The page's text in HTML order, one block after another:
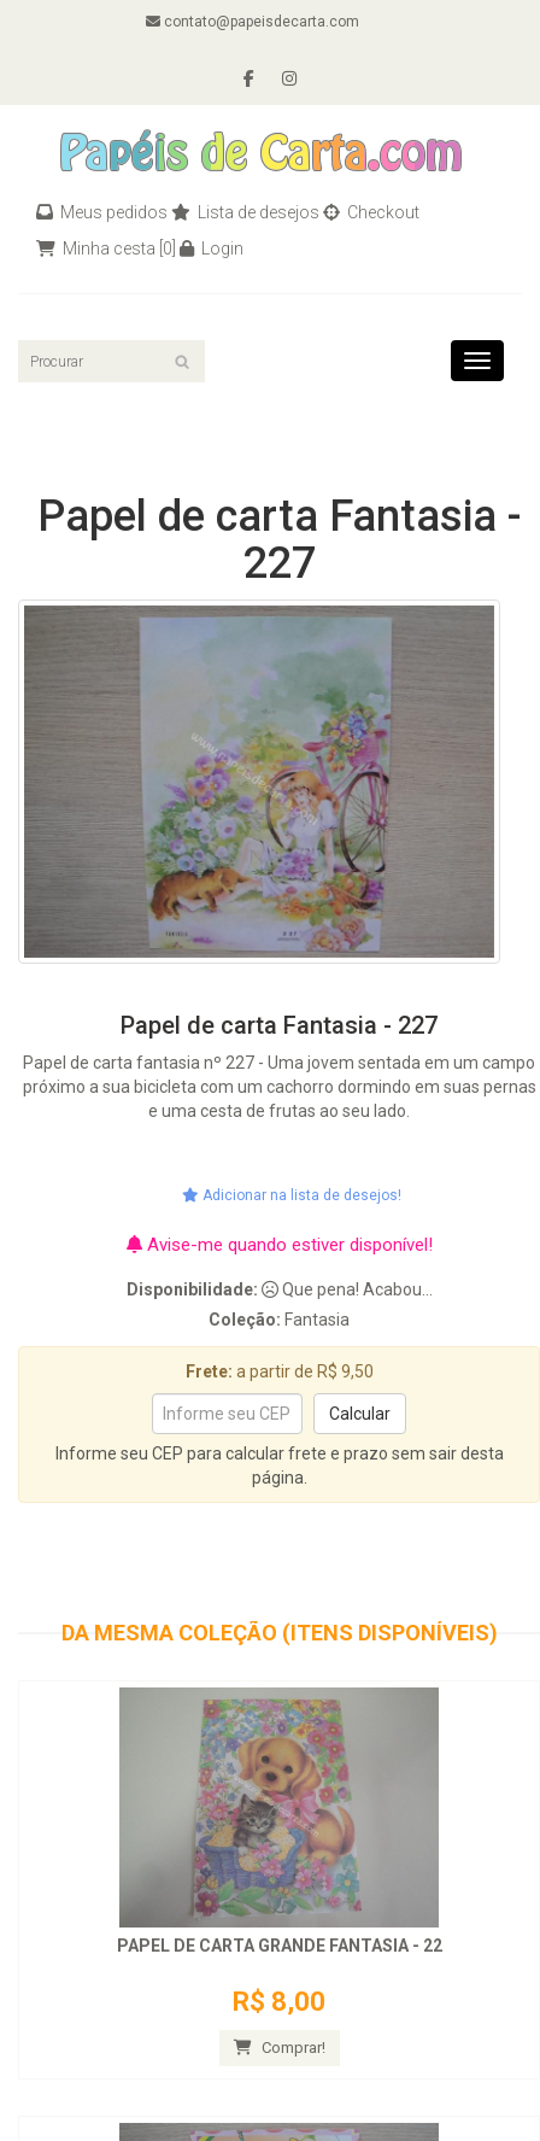
contato@papeisdecarta.com
Meus pedidos Lista de desejos
Checkout
Minha cesta [0] Login
Toggle
Papel de carta Fantasia -
227
Papel de carta Fantasia - 227
Papel de carta fantasia nº 227 - Uma jovem sentada em um campo
próximo a sua bicicleta com um cachorro dormindo em suas pernas
e uma cesta de frutas ao seu lado.
Adicionar na lista de desejos!
Avise-me quando estiver disponível!
Disponibilidade:
Que pena! Acabou...
Coleção: Fantasia
Frete: a partir de R$ 9,50
Informe seu CEP para calcular frete e prazo sem sair desta
página.
DA MESMA COLEÇÃO (ITENS DISPONÍVEIS)
PAPEL DE CARTA GRANDE FANTASIA - 22
R$ 8,00
Comprar!